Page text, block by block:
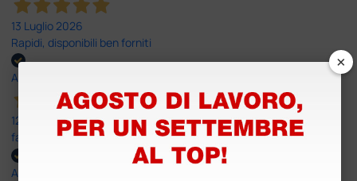
13 Luglio 2026
Rapidi, disponibili ben forniti
Acquirente verificato
12 Giugno 2026
facilità di acquisto e puntualità
Acquirente verificato
×